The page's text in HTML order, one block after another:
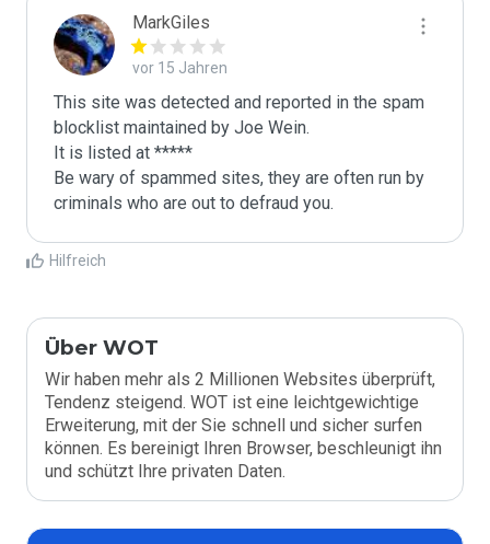
MarkGiles
vor 15 Jahren
This site was detected and reported in the spam
blocklist maintained by Joe Wein.
It is listed at *****
Be wary of spammed sites, they are often run by
criminals who are out to defraud you.
Hilfreich
Über WOT
Wir haben mehr als 2 Millionen Websites überprüft,
Tendenz steigend. WOT ist eine leichtgewichtige
Erweiterung, mit der Sie schnell und sicher surfen
können. Es bereinigt Ihren Browser, beschleunigt ihn
und schützt Ihre privaten Daten.